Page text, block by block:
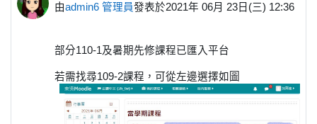
由admin6 管理員發表於2021年 06月 23日(三) 12:36
部分110-1及暑期先修課程已匯入平台
若需找尋109-2課程，可從左邊選擇如圖